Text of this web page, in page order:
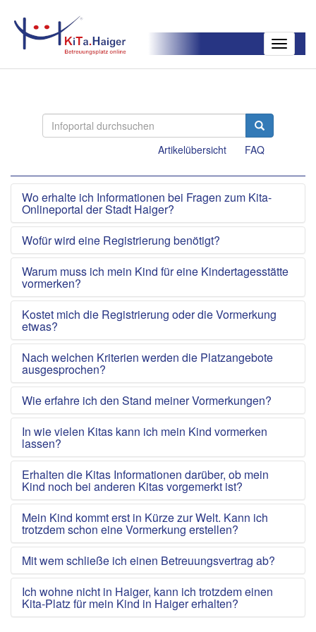
Toggle
FAQ
Artikelübersicht
Wo erhalte ich Informationen bei Fragen zum Kita-
Onlineportal der Stadt Haiger?
Wofür wird eine Registrierung benötigt?
Warum muss ich mein Kind für eine Kindertagesstätte
vormerken?
Kostet mich die Registrierung oder die Vormerkung
etwas?
Nach welchen Kriterien werden die Platzangebote
ausgesprochen?
Wie erfahre ich den Stand meiner Vormerkungen?
In wie vielen Kitas kann ich mein Kind vormerken
lassen?
Erhalten die Kitas Informationen darüber, ob mein
Kind noch bei anderen Kitas vorgemerkt ist?
Mein Kind kommt erst in Kürze zur Welt. Kann ich
trotzdem schon eine Vormerkung erstellen?
Mit wem schließe ich einen Betreuungsvertrag ab?
Ich wohne nicht in Haiger, kann ich trotzdem einen
Kita-Platz für mein Kind in Haiger erhalten?